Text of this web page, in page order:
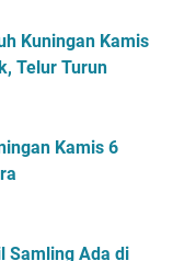
Kuningan Kamis
Telur Turun
Kamis 6
Samling Ada di